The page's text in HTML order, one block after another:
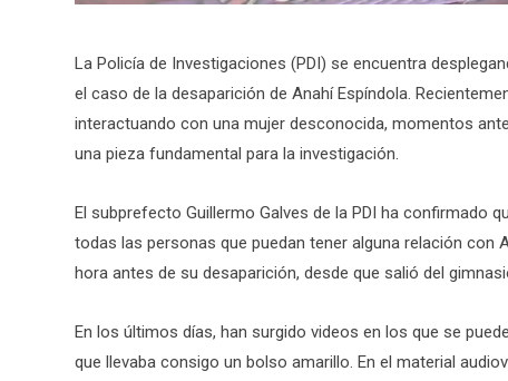
La Policía de Investigaciones (PDI) se encuentra
el caso de la desaparición de Anahí Espíndola.
interactuando con una mujer desconocida, momentos
una pieza fundamental para la investigación.
El subprefecto Guillermo Galves de la PDI ha confirmado
todas las personas que puedan tener alguna relación con
hora antes de su desaparición, desde que salió del
En los últimos días, han surgido videos en los que se
que llevaba consigo un bolso amarillo. En el material